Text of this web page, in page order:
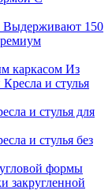
Выдерживают 150
каркасом Из
Кресла и стулья
и стулья для
и стулья без
формы
закругленной